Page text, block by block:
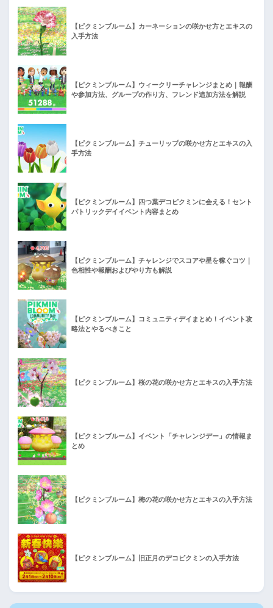
【ピクミンブルーム】カーネーションの咲かせ方とエキスの
入手方法
【ピクミンブルーム】ウィークリーチャレンジまとめ｜報酬
や参加方法、グループの作り方、フレンド追加方法を解説
【ピクミンブルーム】チューリップの咲かせ方とエキスの入
手方法
【ピクミンブルーム】四つ葉デコピクミンに会える！セント
パトリックデイイベント内容まとめ
【ピクミンブルーム】チャレンジでスコアや星を稼ぐコツ｜
色相性や報酬およびやり方も解説
【ピクミンブルーム】コミュニティデイまとめ！イベント攻
略法とやるべきこと
【ピクミンブルーム】桜の花の咲かせ方とエキスの入手方法
【ピクミンブルーム】イベント「チャレンジデー」の情報ま
とめ
【ピクミンブルーム】梅の花の咲かせ方とエキスの入手方法
【ピクミンブルーム】旧正月のデコピクミンの入手方法